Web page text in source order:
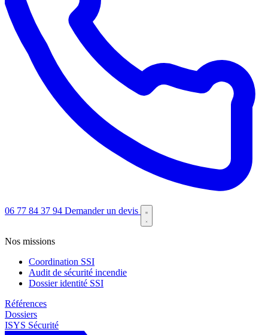
06 77 84 37 94 Demander un devis
Nos missions
Coordination SSI
Audit de sécurité incendie
Dossier identité SSI
Références
Dossiers
ISYS Sécurité